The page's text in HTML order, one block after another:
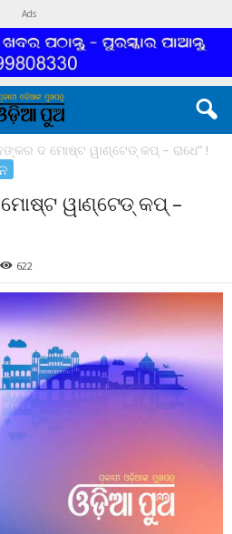
Ads
ଦ ମୋଷ୍ଟ ୱାଣ୍ଟେଡ୍ କପ୍ – ରାଧେ” !
ୱାଣ୍ଟେଡ୍ କପ୍ –
622